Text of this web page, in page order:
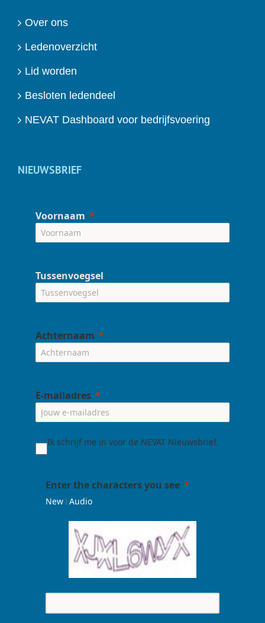
Over ons
Ledenoverzicht
Lid worden
Besloten ledendeel
NEVAT Dashboard voor bedrijfsvoering
NIEUWSBRIEF
Voornaam
Tussenvoegsel
Achternaam
E-mailadres
Ik schrijf me in voor de NEVAT Nieuwsbrief.
Enter the characters you see
New | Audio